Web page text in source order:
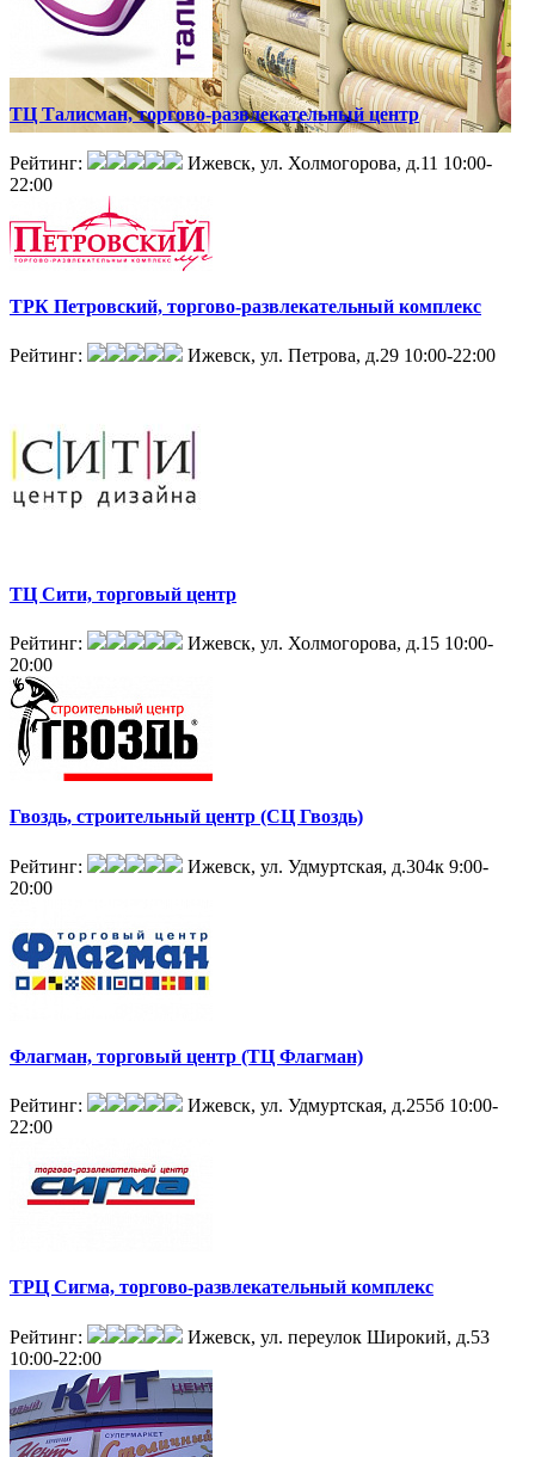
ТЦ Талисман, торгово-развлекательный центр
Рейтинг: Ижевск, ул. Холмогорова, д.11 10:00-
22:00
ТРК Петровский, торгово-развлекательный комплекс
Рейтинг: Ижевск, ул. Петрова, д.29 10:00-22:00
ТЦ Сити, торговый центр
Рейтинг: Ижевск, ул. Холмогорова, д.15 10:00-
20:00
Гвоздь, строительный центр (СЦ Гвоздь)
Рейтинг: Ижевск, ул. Удмуртская, д.304к 9:00-
20:00
Флагман, торговый центр (ТЦ Флагман)
Рейтинг: Ижевск, ул. Удмуртская, д.255б 10:00-
22:00
ТРЦ Сигма, торгово-развлекательный комплекс
Рейтинг:
Ижевск, ул. переулок Широкий, д.53
10:00-22:00